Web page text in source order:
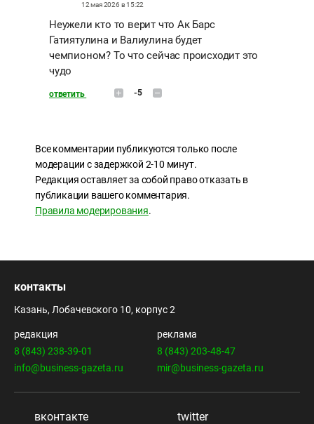
12 мая 2026 в 15:22
Неужели кто то верит что Ак Барс
Гатиятулина и Валиулина будет
чемпионом? То что сейчас происходит это
чудо
ответить -5
Все комментарии публикуются только после
модерации с задержкой 2-10 минут.
Редакция оставляет за собой право отказать в
публикации вашего комментария.
Правила модерирования.
контакты
Казань, Лобачевского 10, корпус 2
редакция
8 (843) 238-39-01
info@business-gazeta.ru
реклама
8 (843) 203-48-47
mir@business-gazeta.ru
вконтакте twitter